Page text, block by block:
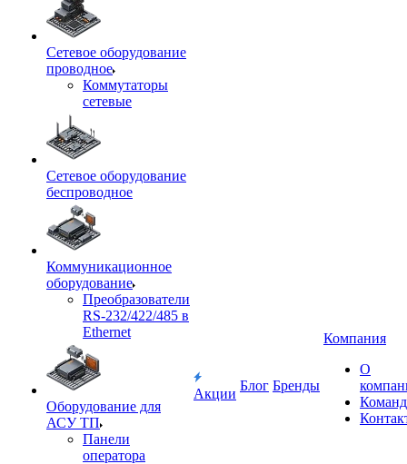
Сетевое оборудование
проводное
Коммутаторы
сетевые
Сетевое оборудование
беспроводное
Коммуникационное
оборудование
Преобразователи
RS-232/422/485 в
Ethernet
Оборудование для
АСУ ТП
Панели
оператора
Акции
Блог Бренды
Компания
О